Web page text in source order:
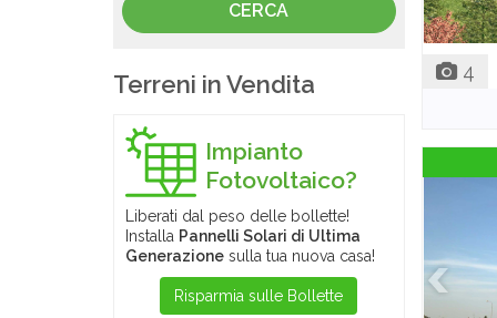
Terreni in Vendita
Impianto
Fotovoltaico?
Liberati dal peso delle bollette!
Installa Pannelli Solari di Ultima
Generazione sulla tua nuova casa!
Risparmia sulle Bollette
4